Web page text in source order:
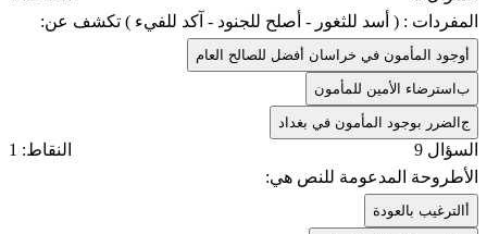
المفردات : ( أسد للثغور - أصلح للجنود - آكد للفيء ) تكشف عن:
وجود المأمون في خراسان أفضل للصالح العام
باسترضاء الأمين للمأمون
جالضرر بوجود المأمون في بغداد
السؤال 9
النقاط: 1
الأطروحة المدعومة للنص هي:
الترغيب بالعودة